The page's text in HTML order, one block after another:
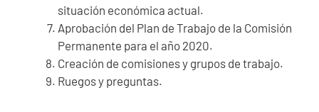
situación económica actual.
Aprobación del Plan de Trabajo de la Comisión
Permanente para el año 2020.
Creación de comisiones y grupos de trabajo.
Ruegos y preguntas.